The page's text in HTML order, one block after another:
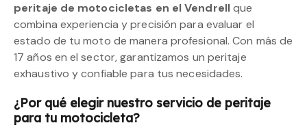
peritaje de motocicletas en el Vendrellque
combina experiencia y precisión para evaluar el
estado de tu moto de manera profesional. Con más de
17 años en el sector, garantizamos un peritaje
exhaustivo y confiable para tus necesidades.
¿Por qué elegir nuestro servicio de peritaje
para tu motocicleta?